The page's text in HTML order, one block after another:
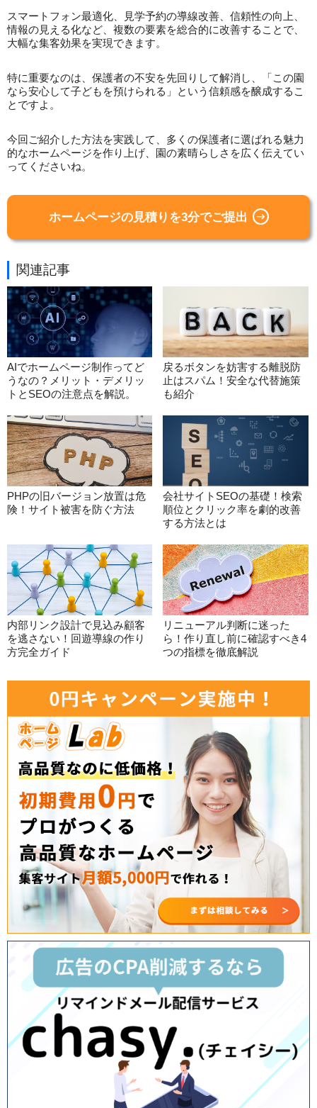
スマートフォン最適化、見学予約の導線改善、信頼性の向上、
情報の見える化など、複数の要素を総合的に改善することで、
大幅な集客効果を実現できます。
特に重要なのは、保護者の不安を先回りして解消し、「この園
なら安心して子どもを預けられる」という信頼感を醸成するこ
とですよ。
今回ご紹介した方法を実践して、多くの保護者に選ばれる魅力
的なホームページを作り上げ、園の素晴らしさを広く伝えてい
ってくださいね。
ホームページの見積りを3分でご提出
関連記事
AIでホームページ制作ってど
うなの？メリット・デメリッ
トとSEOの注意点を解説。
戻るボタンを妨害する離脱防
止はスパム！安全な代替施策
も紹介
PHPの旧バージョン放置は危
険！サイト被害を防ぐ方法
会社サイトSEOの基礎！検索
順位とクリック率を劇的改善
する方法とは
内部リンク設計で見込み顧客
を逃さない！回遊導線の作り
方完全ガイド
リニューアル判断に迷った
ら！作り直し前に確認すべき4
つの指標を徹底解説